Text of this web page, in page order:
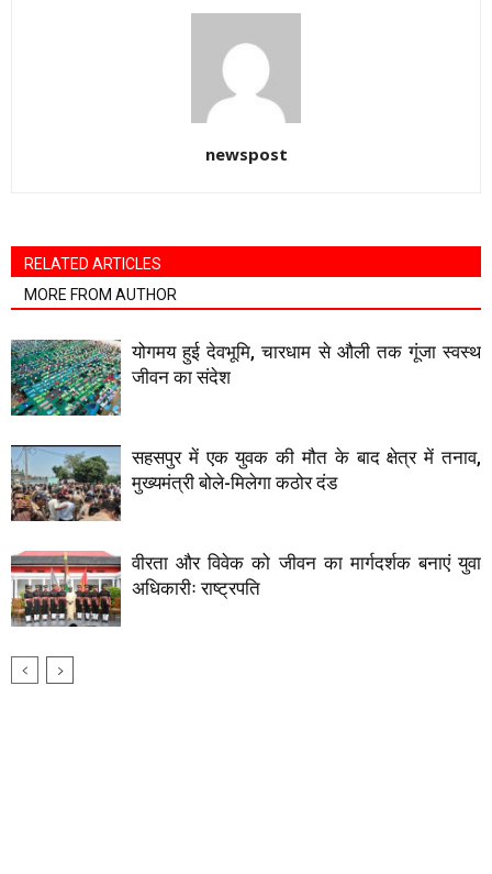
newspost
RELATED ARTICLES
MORE FROM AUTHOR
योगमय हुई देवभूमि, चारधाम से औली तक गूंजा स्वस्थ
जीवन का संदेश
सहसपुर में एक युवक की मौत के बाद क्षेत्र में तनाव,
मुख्यमंत्री बोले-मिलेगा कठोर दंड
वीरता और विवेक को जीवन का मार्गदर्शक बनाएं युवा
अधिकारीः राष्ट्रपति